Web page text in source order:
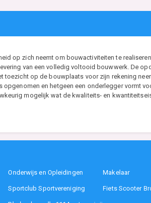
op zich neemt om bouwactiviteiten te
van een volledig voltooid bouwwerk. De
toezicht op de bouwplaats voor zijn rekening
en hetgeen een onderlegger vormt
mogelijk wat de kwaliteits- en
Onderwijs en Opleidingen Makelaar
Sportclub Sportvereniging Fiets Scooter